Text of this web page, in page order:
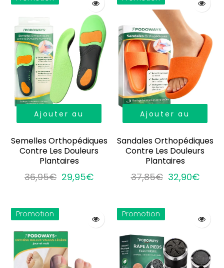
Ajouter au
Semelles Orthopédiques
Contre Les Douleurs
Plantaires
36,95€ 29,95€
Ajouter au
Sandales Orthopédiques
Contre Les Douleurs
Plantaires
37,85€ 32,90€
Promotion Promotion